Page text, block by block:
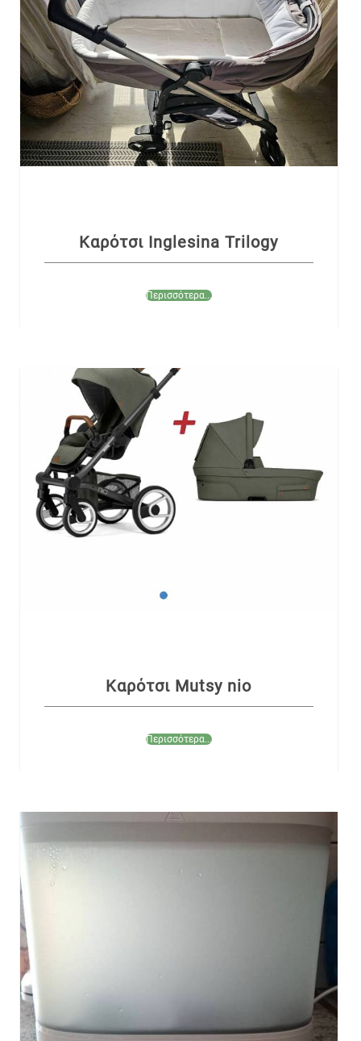
Καρότσι Inglesina Trilogy
Περισσότερα...
Καρότσι Mutsy nio
Περισσότερα...